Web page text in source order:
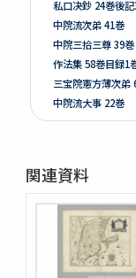
私口决鈔 24巻後
中院流次弟 41巻
中院三拾三尊 39巻
作法集 58巻目録1
三宝院憲方薄次弟
中院流大事 22巻
私口决鈔 24巻後
[Modern map of
Carreira da
Gama, no anno
Ta. Superioris
Tabula
complectens
関連資料